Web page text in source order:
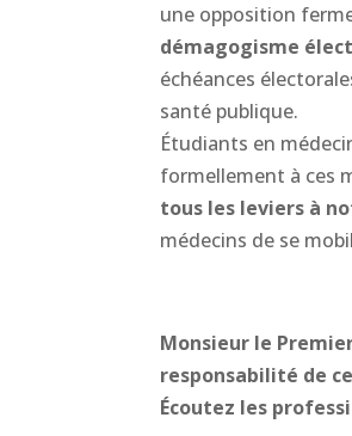
une opposition
démagogisme
échéances
santé publique.
Étudiants en
formellement à ces
tous les leviers à
médecins de se
Monsieur le
responsabilité de
Écoutez les